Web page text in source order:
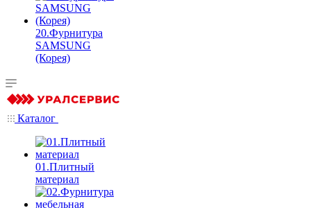
20.Фурнитура
SAMSUNG
(Корея)
Каталог
01.Плитный
материал